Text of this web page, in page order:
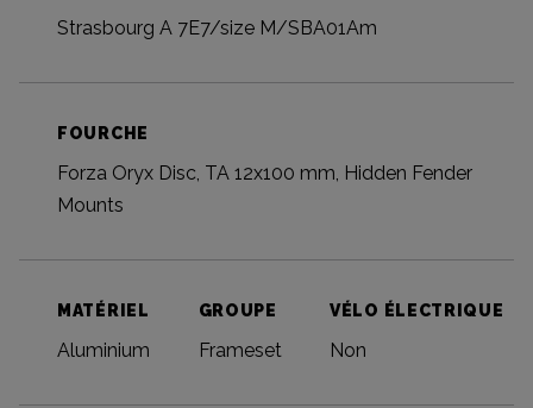
Strasbourg A 7E7/size M/SBA01Am
FOURCHE
Forza Oryx Disc, TA 12x100 mm, Hidden Fender
Mounts
MATÉRIEL
Aluminium
GROUPE
Frameset
VÉLO ÉLECTRIQUE
Non